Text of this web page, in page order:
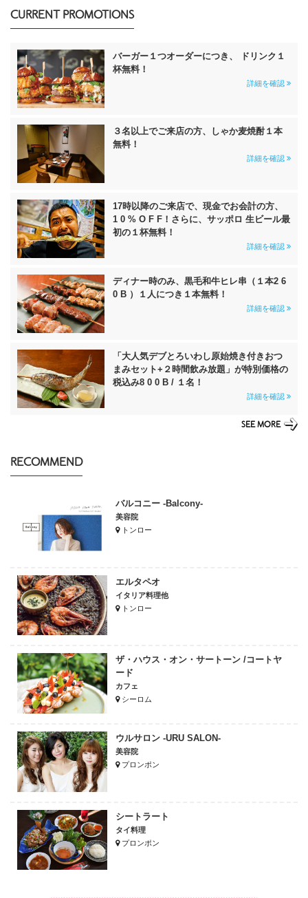
CURRENT PROMOTIONS
バーガー１つオーダーにつき、 ドリンク１
杯無料！
詳細を確認
３名以上でご来店の方、しゃか麦焼酎１本
無料！
詳細を確認
17時以降のご来店で、現金でお会計の方、
1 0 % O F F！さらに、サッポロ 生ビール最
初の１杯無料！
詳細を確認
ディナー時のみ、黒毛和牛ヒレ串（１本2 6
0 B ）１人につき１本無料！
詳細を確認
「大人気デブとろいわし原始焼き付きおつ
まみセット+２時間飲み放題」が特別価格の
税込み8 0 0 B / １名！
詳細を確認
SEE MORE
RECOMMEND
バルコニー -Balcony-
美容院
トンロー
エルタペオ
イタリア料理他
トンロー
ザ・ハウス・オン・サートーン /コートヤ
ード
カフェ
シーロム
ウルサロン -URU SALON-
美容院
プロンポン
シートラート
タイ料理
プロンポン